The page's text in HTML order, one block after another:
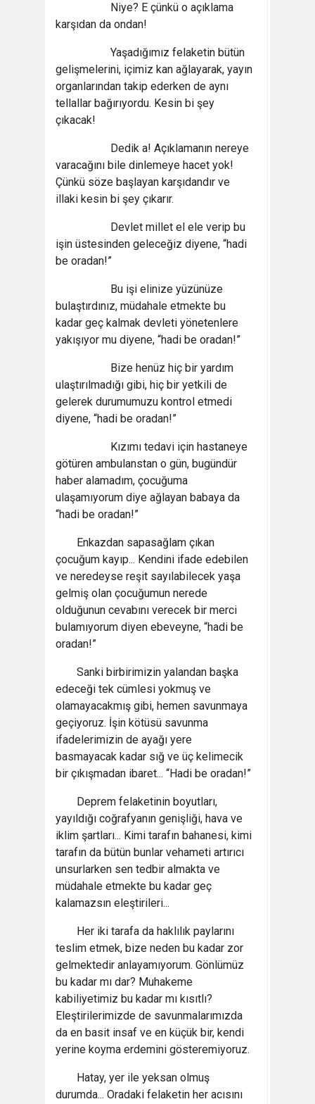
Niye? E çünkü o açıklama
karşıdan da ondan!
Yaşadığımız felaketin bütün
gelişmelerini, içimiz kan ağlayarak, yayın
organlarından takip ederken de aynı
tellallar bağırıyordu. Kesin bi şey
çıkacak!
Dedik a! Açıklamanın nereye
varacağını bile dinlemeye hacet yok!
Çünkü söze başlayan karşıdandır ve
illaki kesin bi şey çıkarır.
Devlet millet el ele verip bu
işin üstesinden geleceğiz diyene, “hadi
be oradan!”
Bu işi elinize yüzünüze
bulaştırdınız, müdahale etmekte bu
kadar geç kalmak devleti yönetenlere
yakışıyor mu diyene, “hadi be oradan!”
Bize henüz hiç bir yardım
ulaştırılmadığı gibi, hiç bir yetkili de
gelerek durumumuzu kontrol etmedi
diyene, “hadi be oradan!”
Kızımı tedavi için hastaneye
götüren ambulanstan o gün, bugündür
haber alamadım, çocuğuma
ulaşamıyorum diye ağlayan babaya da
“hadi be oradan!”
Enkazdan sapasağlam çıkan
çocuğum kayıp... Kendini ifade edebilen
ve neredeyse reşit sayılabilecek yaşa
gelmiş olan çocuğumun nerede
olduğunun cevabını verecek bir merci
bulamıyorum diyen ebeveyne, “hadi be
oradan!”
Sanki birbirimizin yalandan başka
edeceği tek cümlesi yokmuş ve
olamayacakmış gibi, hemen savunmaya
geçiyoruz. İşin kötüsü savunma
ifadelerimizin de ayağı yere
basmayacak kadar sığ ve üç kelimecik
bir çıkışmadan ibaret... “Hadi be oradan!”
Deprem felaketinin boyutları,
yayıldığı coğrafyanın genişliği, hava ve
iklim şartları... Kimi tarafın bahanesi, kimi
tarafın da bütün bunlar vehameti artırıcı
unsurlarken sen tedbir almakta ve
müdahale etmekte bu kadar geç
kalamazsın eleştirileri...
Her iki tarafa da haklılık paylarını
teslim etmek, bize neden bu kadar zor
gelmektedir anlayamıyorum. Gönlümüz
bu kadar mı dar? Muhakeme
kabiliyetimiz bu kadar mı kısıtlı?
Eleştirilerimizde de savunmalarımızda
da en basit insaf ve en küçük bir, kendi
yerine koyma erdemini gösteremiyoruz.
Hatay, yer ile yeksan olmuş
durumda... Oradaki felaketin her acısını